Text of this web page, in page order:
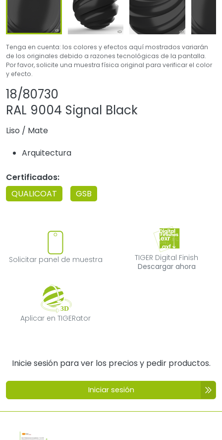
Tenga en cuenta: los colores y efectos aquí mostrados variarán
de los originales debido a razones tecnológicas de la pantalla.
Por favor, solicite una muestra física original para verificar el color
y efecto.
18/80730
RAL 9004 Signal Black
Liso / Mate
Arquitectura
Certificados:
QUALICOAT
GSB
Solicitar panel de muestra
Solicitar panel de muestra
TIGER Digital
TIGER Digital Finish
Descargar ahora
Aplicar en TIGERator
Aplicar en TIGERator
Inicie sesión para ver los precios y pedir productos.
Iniciar sesión